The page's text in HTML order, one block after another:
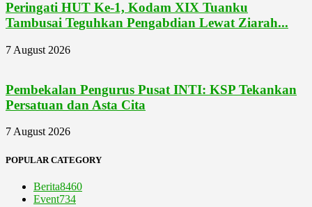
Peringati HUT Ke-1, Kodam XIX Tuanku
Tambusai Teguhkan Pengabdian Lewat Ziarah...
7 August 2026
Pembekalan Pengurus Pusat INTI: KSP Tekankan
Persatuan dan Asta Cita
7 August 2026
POPULAR CATEGORY
Berita8460
Event734